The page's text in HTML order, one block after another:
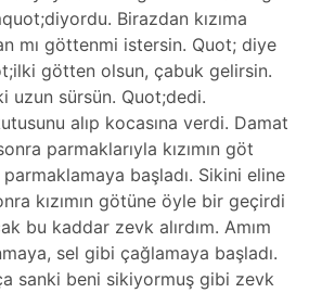
Birazdan kızıma
mı göttenmi istersin. Quot; diye
götten olsun, çabuk gelirsin.
uzun sürsün. Quot;ded­i.
alıp kocasına verdi. Damat
parmaklarıyla kızımın göt
başladı. Sikini eline
kızımın götüne öyle bir geçirdi
bu kaddar zevk alırdım. Amım
sel gibi çağlamaya başladı.
sanki beni sikiyormuş gibi zevk